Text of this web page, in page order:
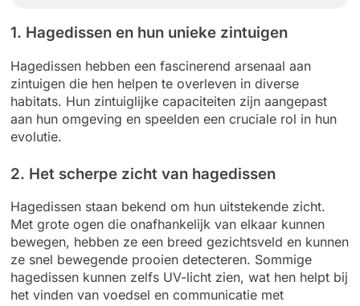
1. Hagedissen en hun unieke zintuigen
Hagedissen hebben een fascinerend arsenaal aan
zintuigen die hen helpen te overleven in diverse
habitats. Hun zintuiglijke capaciteiten zijn aangepast
aan hun omgeving en speelden een cruciale rol in hun
evolutie.
2. Het scherpe zicht van hagedissen
Hagedissen staan bekend om hun uitstekende zicht.
Met grote ogen die onafhankelijk van elkaar kunnen
bewegen, hebben ze een breed gezichtsveld en kunnen
ze snel bewegende prooien detecteren. Sommige
hagedissen kunnen zelfs UV-licht zien, wat hen helpt bij
het vinden van voedsel en communicatie met